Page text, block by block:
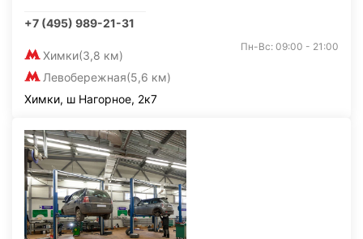
+7 (495) 989-21-31
Химки(3,8 км)
Левобережная(5,6 км)
Пн-Вс: 09:00 - 21:00
Химки, ш Нагорное, 2к7